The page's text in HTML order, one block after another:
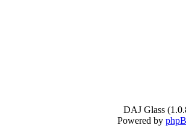
DAJ Glass
Powered by